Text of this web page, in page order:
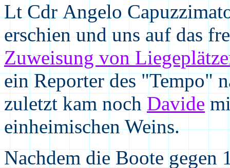
Lt Cdr Angelo
erschien und uns auf das
Zuweisung von
ein Reporter des "Tempo"
zuletzt kam nochDavide
einheimischen Weins.
Nachdem die Boote gegen